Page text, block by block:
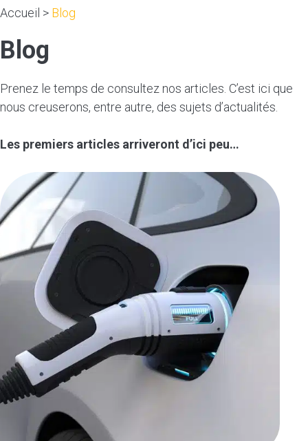
Accueil > Blog
Blog
Prenez le temps de consultez nos articles. C’est ici que
nous creuserons, entre autre, des sujets d’actualités.
Les premiers articles arriveront d’ici peu…